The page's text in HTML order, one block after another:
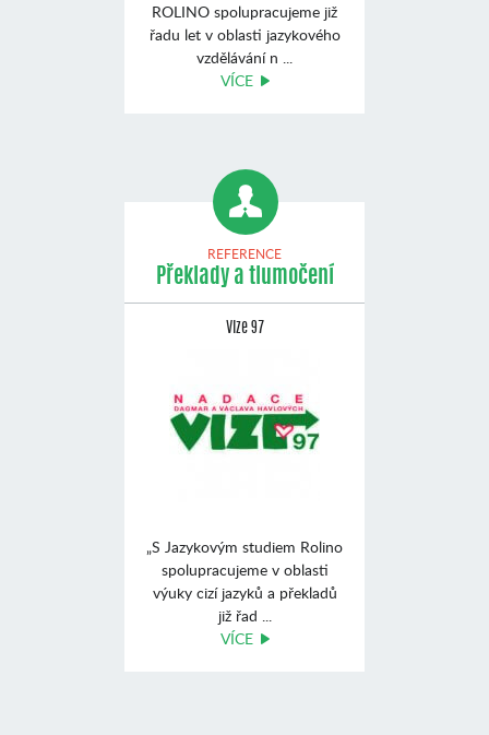
ROLINO spolupracujeme již
řadu let v oblasti jazykového
vzdělávání n ...
VÍCE
REFERENCE
Překlady a tlumočení
Vize 97
„S Jazykovým studiem Rolino
spolupracujeme v oblasti
výuky cizí jazyků a překladů
již řad ...
VÍCE